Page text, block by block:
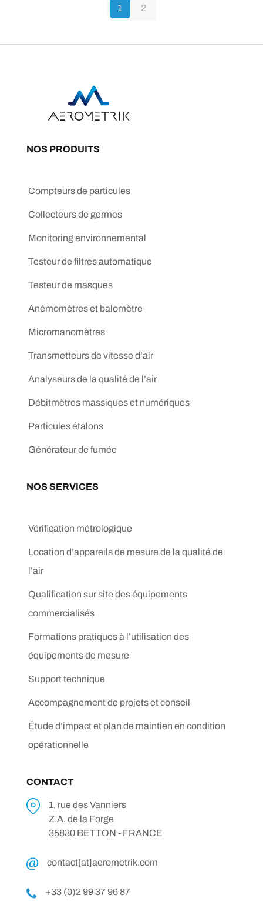
1 2
NOS PRODUITS
Compteurs de particules
Collecteurs de germes
Monitoring environnemental
Testeur de filtres automatique
Testeur de masques
Anémomètres et balomètre
Micromanomètres
Transmetteurs de vitesse d’air
Analyseurs de la qualité de l’air
Débitmètres massiques et numériques
Particules étalons
Générateur de fumée
NOS SERVICES
Vérification métrologique
Location d’appareils de mesure de la qualité de
l’air
Qualification sur site des équipements
commercialisés
Formations pratiques à l’utilisation des
équipements de mesure
Support technique
Accompagnement de projets et conseil
Étude d’impact et plan de maintien en condition
opérationnelle
CONTACT
1, rue des Vanniers
Z.A. de la Forge
35830 BETTON - FRANCE
contact[at]aerometrik.com
+33 (0)2 99 37 96 87